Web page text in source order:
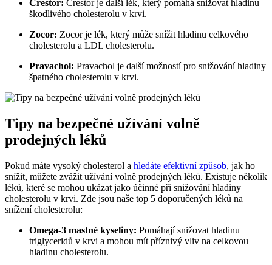
Crestor: Crestor je další lék, který pomáhá snižovat hladinu
⁣škodlivého cholesterolu v krvi.
Zocor: Zocor je lék, který může snížit hladinu celkového
cholesterolu a LDL cholesterolu.
Pravachol: Pravachol je ‍další možností‌ pro snižování hladiny
špatného cholesterolu v krvi.
Tipy na bezpečné‌ užívání‌ volně
⁣prodejných léků
Pokud máte vysoký ⁢cholesterol‍ a hledáte efektivní způsob, jak ho
snížit, můžete⁢ zvážit užívání ⁢volně‌ prodejných léků. ​Existuje několik
léků, které se mohou ukázat jako ⁣účinné ⁣při ‍snižování hladiny
cholesterolu v krvi. ‍Zde jsou ‌naše top 5‍ doporučených léků ⁤na
snížení cholesterolu:
Omega-3 mastné kyseliny: Pomáhají snižovat hladinu
triglyceridů v krvi a mohou ⁤mít⁢ příznivý vliv na celkovou
hladinu‍ cholesterolu.